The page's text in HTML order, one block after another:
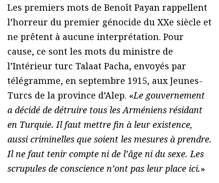
Les premiers mots de Benoît Payan rappellent
l’horreur du premier génocide du XXe siècle et
ne prêtent à aucune interprétation. Pour
cause, ce sont les mots du ministre de
l’Intérieur turc Talaat Pacha, envoyés par
télégramme, en septembre 1915, aux Jeunes-
Turcs de la province d’Alep. «Le gouvernement
a décidé de détruire tous les Arméniens résidant
en Turquie. Il faut mettre fin à leur existence,
aussi criminelles que soient les mesures à prendre.
Il ne faut tenir compte ni de l’âge ni du sexe. Les
scrupules de conscience n’ont pas leur place ici.»